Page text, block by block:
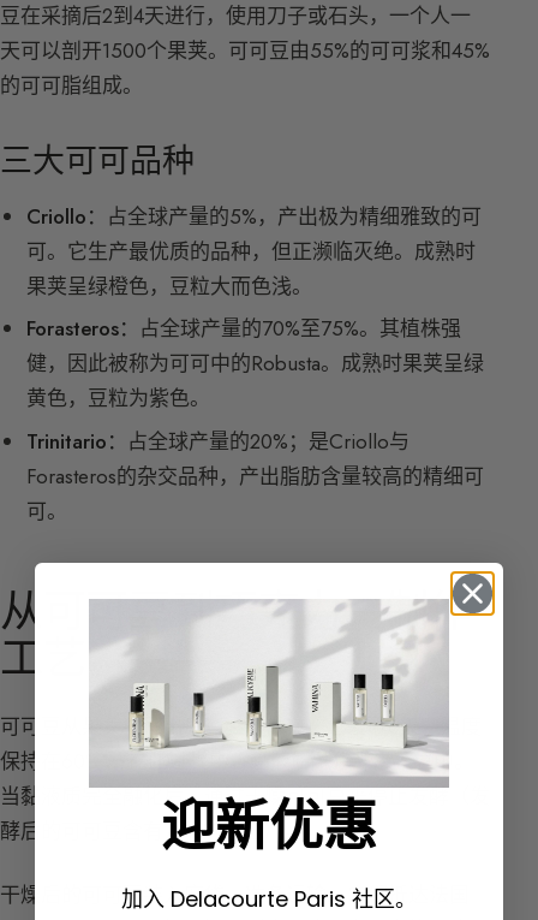
豆在采摘后2到4天进行，使用刀子或石头，一个人一
天可以剖开1500个果荚。可可豆由55%的可可浆和45%
的可可脂组成。
三大可可品种
Criollo： 占全球产量的5%，产出极为精细雅致的可
可。它生产最优质的品种，但正濒临灭绝。成熟时
果荚呈绿橙色，豆粒大而色浅。
Forasteros： 占全球产量的70%至75%。其植株强
健，因此被称为可可中的Robusta。成熟时果荚呈绿
黄色，豆粒为紫色。
Trinitario： 占全球产量的20%；是Criollo与
Forasteros的杂交品种，产出脂肪含量较高的精细可
可。
从可可豆到巧克力：制作
工艺
可可豆从果荚中取出后，全部放在一起发酵6天，温度
保持在60°C。在此过程中，黏液质融化并渗入豆中。
当黏液质完全融化后，通过干燥可可豆来停止发酵（发
酵后的可可豆含有70%的水分）。
干燥后的可可豆装入麻袋，准备运输。它们抵达法国
迎新优惠
加入 Delacourte Paris 社区。